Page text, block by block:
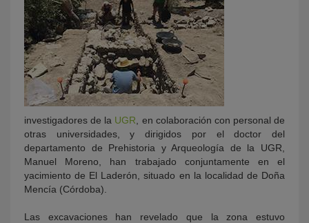
investigadores de la UGR , en colaboración con personal de
otras universidades, y dirigidos por el doctor del
departamento de Prehistoria y Arqueología de la UGR,
Manuel Moreno, han trabajado conjuntamente en el
yacimiento de El Laderón, situado en la localidad de Doña
Mencía (Córdoba).
Las excavaciones han revelado que la zona estuvo